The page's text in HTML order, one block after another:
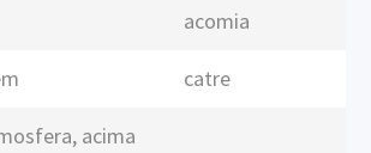
acomia
catre
acima